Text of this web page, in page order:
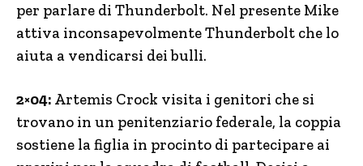
per parlare di Thunderbolt. Nel presente Mike
attiva inconsapevolmente Thunderbolt che lo
aiuta a vendicarsi dei bulli.
2×04: Artemis Crock visita i genitori che si
trovano in un penitenziario federale, la coppia
sostiene la figlia in procinto di partecipare ai